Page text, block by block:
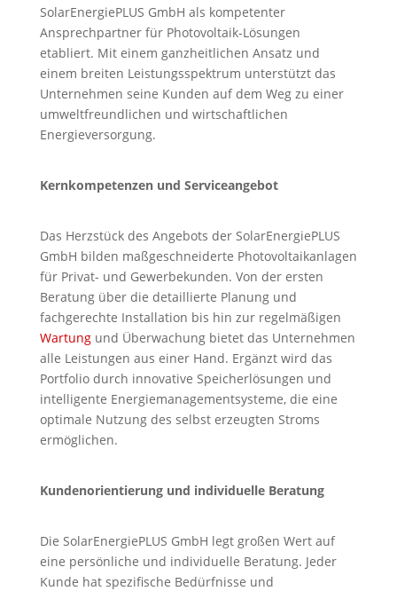
SolarEnergiePLUS GmbH als kompetenter
Ansprechpartner für Photovoltaik-Lösungen
etabliert. Mit einem ganzheitlichen Ansatz und
einem breiten Leistungsspektrum unterstützt das
Unternehmen seine Kunden auf dem Weg zu einer
umweltfreundlichen und wirtschaftlichen
Energieversorgung.
Kernkompetenzen und Serviceangebot
Das Herzstück des Angebots der SolarEnergiePLUS
GmbH bilden maßgeschneiderte Photovoltaikanlagen
für Privat- und Gewerbekunden. Von der ersten
Beratung über die detaillierte Planung und
fachgerechte Installation bis hin zur regelmäßigen
Wartungund Überwachung bietet das Unternehmen
alle Leistungen aus einer Hand. Ergänzt wird das
Portfolio durch innovative Speicherlösungen und
intelligente Energiemanagementsysteme, die eine
optimale Nutzung des selbst erzeugten Stroms
ermöglichen.
Kundenorientierung und individuelle Beratung
Die SolarEnergiePLUS GmbH legt großen Wert auf
eine persönliche und individuelle Beratung. Jeder
Kunde hat spezifische Bedürfnisse und